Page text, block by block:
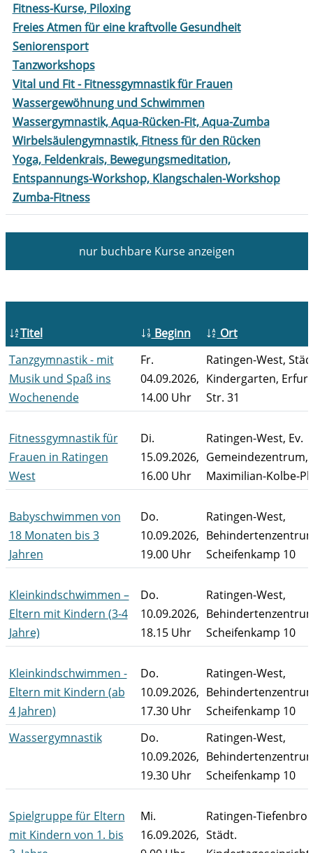
Fitness-Kurse, Piloxing
Freies Atmen für eine kraftvolle Gesundheit
Seniorensport
Tanzworkshops
Vital und Fit - Fitnessgymnastik für Frauen
Wassergewöhnung und Schwimmen
Wassergymnastik, Aqua-Rücken-Fit, Aqua-Zumba
Wirbelsäulengymnastik, Fitness für den Rücken
Yoga, Feldenkrais, Bewegungsmeditation,
Entspannungs-Workshop, Klangschalen-Workshop
Zumba-Fitness
nur buchbareKurse anzeigen
Titel Beginn
Ort
Tanzgymnastik - mit
Musik und Spaß ins
Wochenende
Fr.
04.09.2026,
14.00 Uhr
Ratingen-West,
Kindergarten,
Str. 31
Fitnessgymnastik für
Frauen in Ratingen
West
Di.
15.09.2026,
16.00 Uhr
Ratingen-West, Ev.
Gemeindezentrum,
Maximilian-Kolbe-
Babyschwimmen von
18 Monaten bis 3
Jahren
Do.
10.09.2026,
19.00 Uhr
Ratingen-West,
Scheifenkamp 10
Kleinkindschwimmen –
Eltern mit Kindern (3-4
Jahre)
Do.
10.09.2026,
18.15 Uhr
Ratingen-West,
Scheifenkamp 10
Kleinkindschwimmen -
Eltern mit Kindern (ab
4 Jahren)
Do.
10.09.2026,
17.30 Uhr
Ratingen-West,
Scheifenkamp 10
Wassergymnastik
Do.
10.09.2026,
19.30 Uhr
Ratingen-West,
Scheifenkamp 10
Spielgruppe für Eltern
mit Kindern von 1. bis
Mi.
16.09.2026,
Ratingen-
Städt.